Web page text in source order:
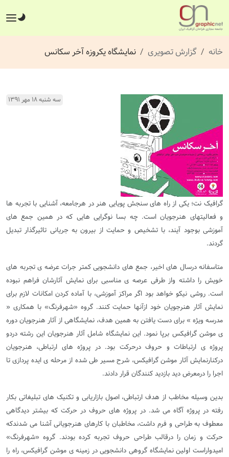
خانه گزارش تصویری نمایشگاه یکروزه آخر سکانس
سه شنبه ۱۸ مهر ۱۳۹۱
گرافیک نت؛ یکی از راه های سنجش پویایی هنر در هرجامعه، آشنایی با تجربه ها
و فعالیتهای هنرجویان است. چه بسا نوگرایی هایی که در همین جمع های
آموزشی بوجود آیند، با تشخیص و حمایت از بیرون به جریانی تاثیرگذار تبدیل
گردند.
متاسفانه درسال های اخیر، جمع های دانشجویی کمتر جرات عرضه ی تجربه های
خویش را داشته واز طرفی عرصه ی مناسبی برای نمایش آثارشان فراهم نبوده
است. روشی نیکو خواهد بود اگر مراکز آموزشی، با آماده کردن امکانات لازم برای
نمایش آثار هنرجویان خود ازآنها حمایت کنند. گروه «شهرفرنگ» با همکاری «
مدرسه ویژه » برای دست یافتن به همین هدف، نمایشگاهی از آثار هنرجویان دوره
ی موشن گرافیکس برپا نمود. این نمایشگاه شامل آثار هنرجویان این رشته دردو
پروژه ی ارتباطات و حروف درحرکت بود. در پروژه های ارتباطی، هنرجویان
درکنارنمایش آثار موشن گرافیکس، شرح مسیر طی شده از مرحله ی ایده پردازی تا
اجرا را درمعرض دید بازدید کنندگان قرار دادند.
بدین وسیله مخاطب از هدف ارتباطی، اصول بازاریابی و تکنیک های تبلیغاتی بکار
رفته در پروژه آگاه می شد. در پروژه های حروف در حرکت که بیشتر دیدگاهی
معطوف به طراحی و فرم داشت، مخاطبان با کارهای هنرجویانی آشنا می شدندکه
حرکت و زمان را درقالب طراحی حروف تجربه کرده بودند. گروه «شهرفرنگ»
امیدواراست اولین نمایشگاه گروهی دانشجویی در زمینه ی موشن گرافیکس، راه را